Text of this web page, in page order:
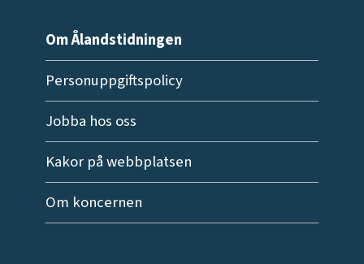
Om Ålandstidningen
Personuppgiftspolicy
Jobba hos oss
Kakor på webbplatsen
Om koncernen